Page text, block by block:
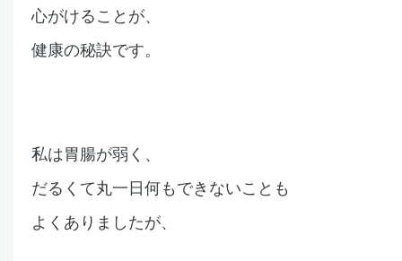
心がけることが、
健康の秘訣です。
私は胃腸が弱く、
だるくて丸一日何もできないことも
よくありましたが、